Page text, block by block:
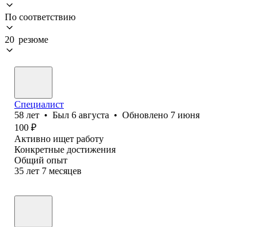
По соответствию
20 резюме
Специалист
58 лет • Был 6 августа • Обновлено 7 июня
100 ₽
Активно ищет работу
Конкретные достижения
Общий опыт
35 лет 7 месяцев